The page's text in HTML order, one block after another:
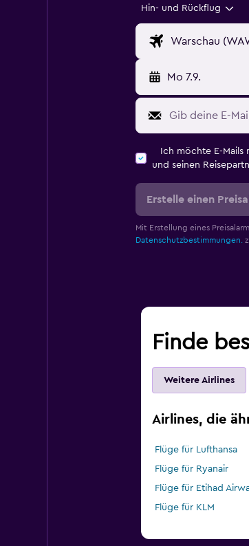
Hin- und Rückflug
Mo 7.9.
Ich möchte E-
und seinen
Erstelle einen
Mit Erstellung eines
Datenschutzbestimmungen.
Finde
Weitere Airlines
Airlines, die
Flüge für Lufthansa
Flüge für Ryanair
Flüge für Etihad
Flüge für KLM